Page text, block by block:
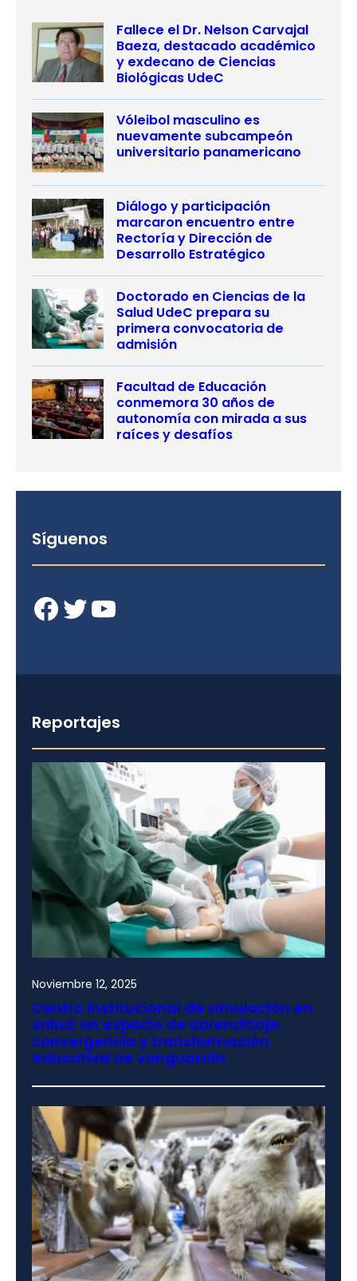
Fallece el Dr. Nelson Carvajal
Baeza, destacado académico
y exdecano de Ciencias
Biológicas UdeC
Vóleibol masculino es
nuevamente subcampeón
universitario panamericano
Diálogo y participación
marcaron encuentro entre
Rectoría y Dirección de
Desarrollo Estratégico
Doctorado en Ciencias de la
Salud UdeC prepara su
primera convocatoria de
admisión
Facultad de Educación
conmemora 30 años de
autonomía con mirada a sus
raíces y desafíos
Síguenos
Facebook Twitter YouTube
Reportajes
Noviembre 12, 2025
Centro institucional de simulación en
salud: un espacio de aprendizaje,
convergencia y transformación
educativa de vanguardia